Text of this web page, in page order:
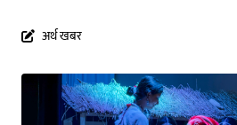
अर्थ खबर